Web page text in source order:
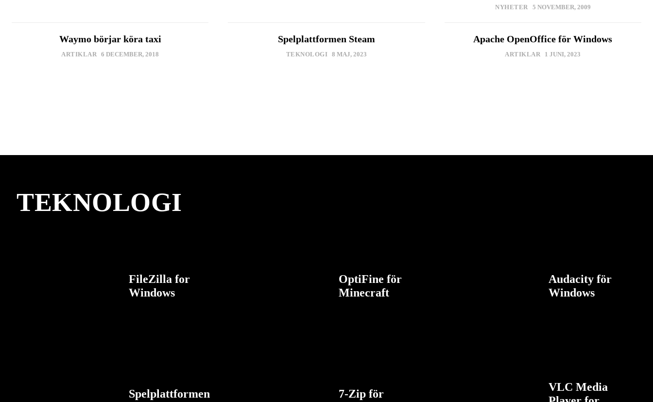
NYHETER 5 NOVEMBER, 2009
Waymo börjar köra taxi
ARTIKLAR 6 DECEMBER, 2018
Spelplattformen Steam
TEKNOLOGI 8 MAJ, 2023
Apache OpenOffice för Windows
ARTIKLAR 1 JUNI, 2023
TEKNOLOGI
FileZilla for
Windows
OptiFine för
Minecraft
Audacity för
Windows
Spelplattformen
7-Zip för
VLC Media